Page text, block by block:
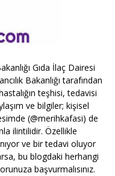
Gıda İlaç Dairesi
Bakanlığı tarafından
teşhisi, tedavisi
ve bilgiler; kişisel
(@merihkafasi) de
ilintilidir. Özellikle
ve bir tedavi oluyor
bu blogdaki herhangi
başvurmalısınız.